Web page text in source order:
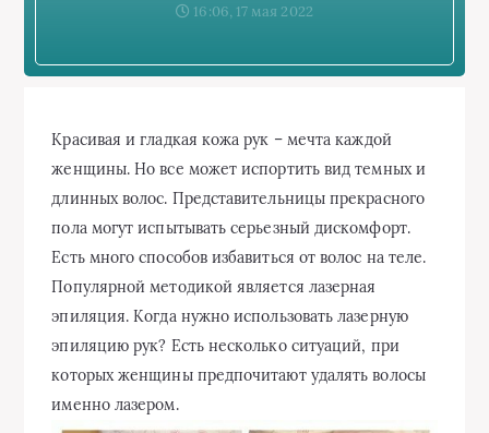
16:06, 17 мая 2022
Красивая и гладкая кожа рук – мечта каждой
женщины. Но все может испортить вид темных и
длинных волос. Представительницы прекрасного
пола могут испытывать серьезный дискомфорт.
Есть много способов избавиться от волос на теле.
Популярной методикой является лазерная
эпиляция. Когда нужно использовать лазерную
эпиляцию рук? Есть несколько ситуаций, при
которых женщины предпочитают удалять волосы
именно лазером.